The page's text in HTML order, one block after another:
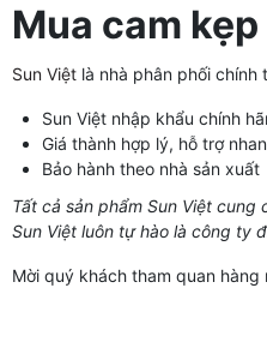
Mua cam
Sun Việt là nhà phân phối chính
Sun Việt nhập khẩu chính
Giá thành hợp lý, hỗ trợ
Bảo hành theo nhà sản xuất
Tất cả sản phẩm Sun Việt
Sun Việt luôn tự hào là công ty
Mời quý khách tham quan